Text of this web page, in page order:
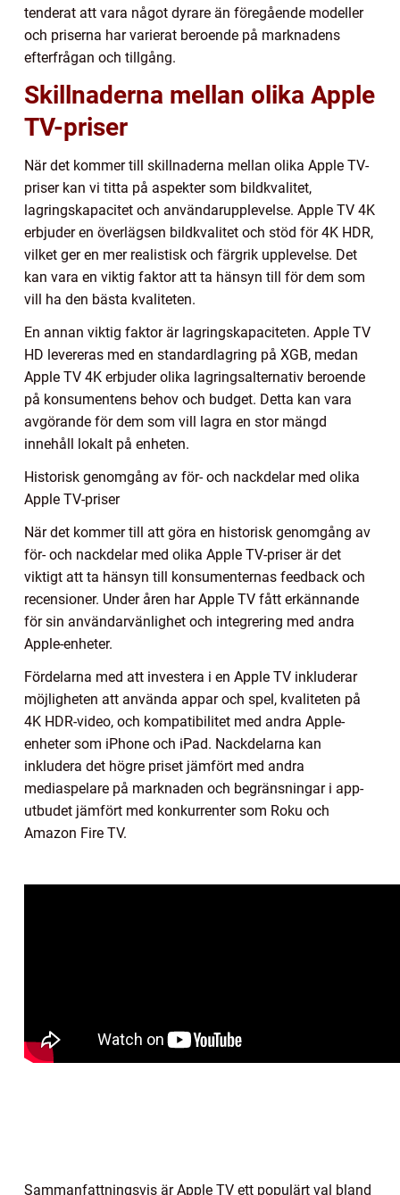
tenderat att vara något dyrare än föregående modeller
och priserna har varierat beroende på marknadens
efterfrågan och tillgång.
Skillnaderna mellan olika Apple
TV-priser
När det kommer till skillnaderna mellan olika Apple TV-
priser kan vi titta på aspekter som bildkvalitet,
lagringskapacitet och användarupplevelse. Apple TV 4K
erbjuder en överlägsen bildkvalitet och stöd för 4K HDR,
vilket ger en mer realistisk och färgrik upplevelse. Det
kan vara en viktig faktor att ta hänsyn till för dem som
vill ha den bästa kvaliteten.
En annan viktig faktor är lagringskapaciteten. Apple TV
HD levereras med en standardlagring på XGB, medan
Apple TV 4K erbjuder olika lagringsalternativ beroende
på konsumentens behov och budget. Detta kan vara
avgörande för dem som vill lagra en stor mängd
innehåll lokalt på enheten.
Historisk genomgång av för- och nackdelar med olika
Apple TV-priser
När det kommer till att göra en historisk genomgång av
för- och nackdelar med olika Apple TV-priser är det
viktigt att ta hänsyn till konsumenternas feedback och
recensioner. Under åren har Apple TV fått erkännande
för sin användarvänlighet och integrering med andra
Apple-enheter.
Fördelarna med att investera i en Apple TV inkluderar
möjligheten att använda appar och spel, kvaliteten på
4K HDR-video, och kompatibilitet med andra Apple-
enheter som iPhone och iPad. Nackdelarna kan
inkludera det högre priset jämfört med andra
mediaspelare på marknaden och begränsningar i app-
utbudet jämfört med konkurrenter som Roku och
Amazon Fire TV.
Sammanfattningsvis är Apple TV ett populärt val bland